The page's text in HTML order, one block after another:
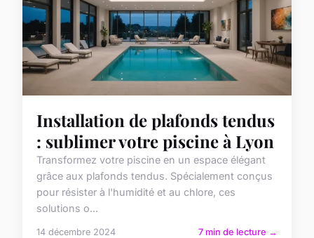
Installation de plafonds tendus
: sublimer votre piscine à Lyon
Transformez votre piscine en un espace élégant
grâce aux plafonds tendus. Spécialement conçus
pour résister à l'humidité et au chlore, ces
solutions o...
14 décembre 2024 7 min de lecture →